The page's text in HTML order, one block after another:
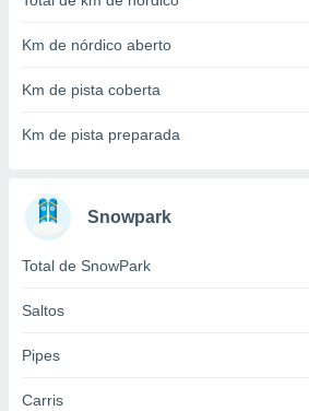
utilizar
medir
medir o
de
Km de nórdico aberto
Km de pista coberta
Km de pista preparada
Snowpark
Total de SnowPark
Saltos
Pipes
Carris